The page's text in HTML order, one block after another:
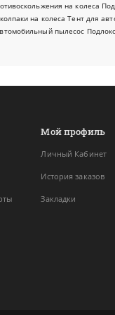
на колеса
на колеса Тент для
пылесос
Мой профиль
Личный Кабинет
История заказов
Закладки